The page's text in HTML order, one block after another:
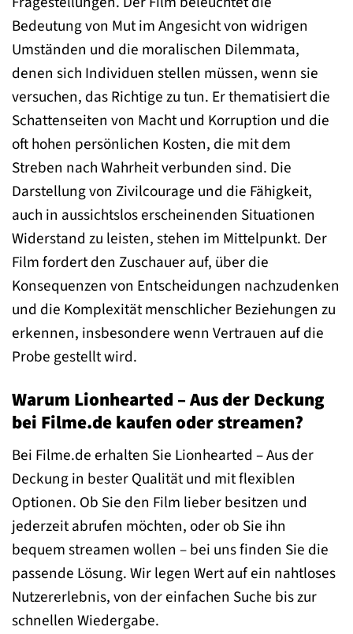
Bedeutung von Mut im Angesicht von widrigen
Umständen und die moralischen Dilemmata,
denen sich Individuen stellen müssen, wenn sie
versuchen, das Richtige zu tun. Er thematisiert die
Schattenseiten von Macht und Korruption und die
oft hohen persönlichen Kosten, die mit dem
Streben nach Wahrheit verbunden sind. Die
Darstellung von Zivilcourage und die Fähigkeit,
auch in aussichtslos erscheinenden Situationen
Widerstand zu leisten, stehen im Mittelpunkt. Der
Film fordert den Zuschauer auf, über die
Konsequenzen von Entscheidungen nachzudenken
und die Komplexität menschlicher Beziehungen zu
erkennen, insbesondere wenn Vertrauen auf die
Probe gestellt wird.
Warum Lionhearted – Aus der Deckung
bei Filme.de kaufen oder streamen?
Bei Filme.de erhalten Sie Lionhearted – Aus der
Deckung in bester Qualität und mit flexiblen
Optionen. Ob Sie den Film lieber besitzen und
jederzeit abrufen möchten, oder ob Sie ihn
bequem streamen wollen – bei uns finden Sie die
passende Lösung. Wir legen Wert auf ein nahtloses
Nutzererlebnis, von der einfachen Suche bis zur
schnellen Wiedergabe.